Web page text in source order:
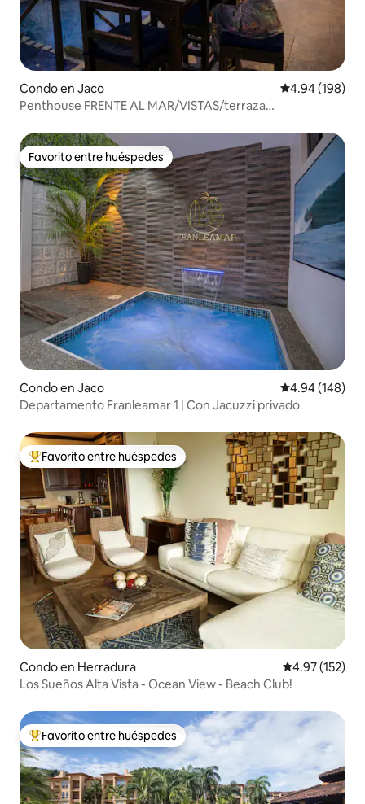
Condo en Jaco Calificación
4.94 (198)
Penthouse FRENTE AL MAR/VISTAS/terraza
Favorito entre huéspedes
Favorito entre huéspedes
Condo en Jaco Calificación
4.94 (148)
Departamento Franleamar 1 | Con Jacuzzi privado
Favorito entre huéspedes preferido
Favorito entre huéspedes
Condo en Herradura Calificación
4.97 (152)
Los Sueños Alta Vista - Ocean View - Beach Club!
Favorito entre huéspedes preferido
Favorito entre huéspedes